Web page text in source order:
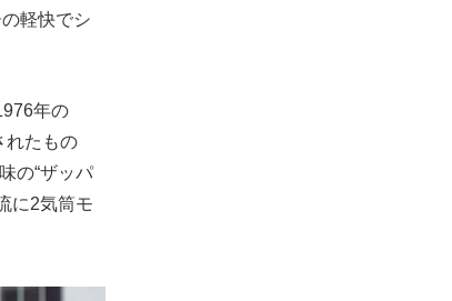
軽快でシ
年の
れたもの
の“ザッパ
に2気筒モ